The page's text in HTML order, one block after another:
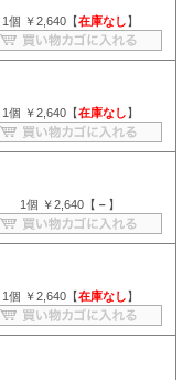
1個 ￥2,640【在庫なし】
1個 ￥2,640【在庫なし】
1個 ￥2,640【 － 】
1個 ￥2,640【在庫なし】